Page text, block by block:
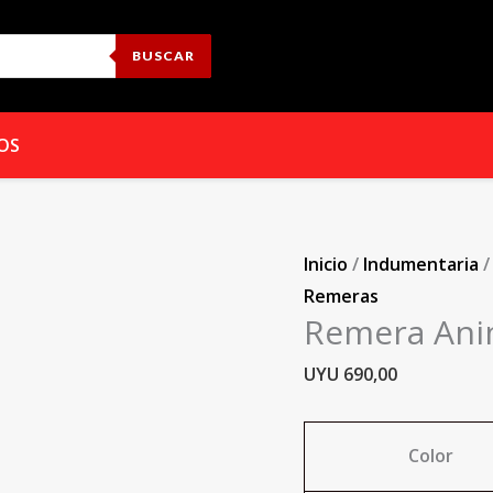
BUSCAR
Inicio / Indumentaria
Remeras
Remera
UYU 690,00
Color
Mundogeek